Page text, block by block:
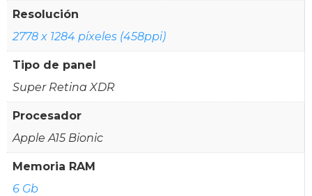
Resolución
2778 x 1284 píxeles (458ppi)
Tipo de panel
Super Retina XDR
Procesador
Apple A15 Bionic
Memoria RAM
6 Gb